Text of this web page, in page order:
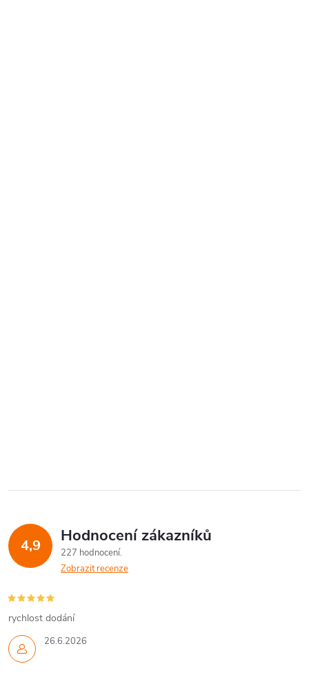
4,9 Hodnocení zákazníků
227 hodnocení
Zobrazit recenze
26.6.2026
rychlost dodání